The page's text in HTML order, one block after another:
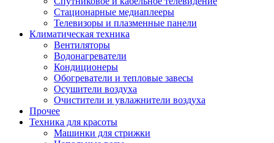
Стационарные медиаплееры
Телевизоры и плазменные панели
Климатическая техника
Вентиляторы
Водонагреватели
Кондиционеры
Обогреватели и тепловые завесы
Осушители воздуха
Очистители и увлажнители воздуха
Прочее
Техника для красоты
Машинки для стрижки